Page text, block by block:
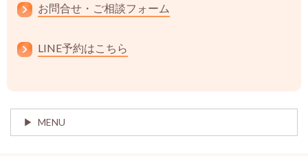
お問合せ・ご相談フォーム
LINE予約はこちら
MENU